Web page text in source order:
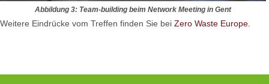
Abbildung 3: Team-building beim Network Meeting in Gent
Weitere Eindrücke vom Treffen finden Sie bei Zero Waste Europe.